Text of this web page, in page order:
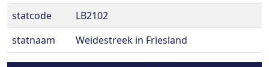
statcode
LB2102
statnaam
Weidestreek in Friesland